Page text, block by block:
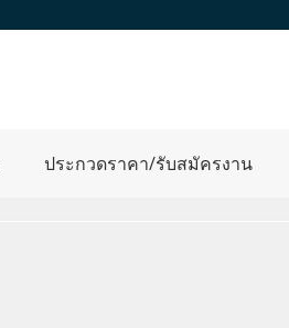
ประกวดราคา/รับสมัครงาน